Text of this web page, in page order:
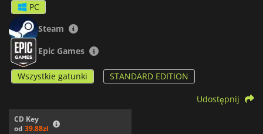
PC
Steam
Epic Games
Wszystkie gatunki STANDARD EDITION
CD Key
od 39.88zł
Udostępnij